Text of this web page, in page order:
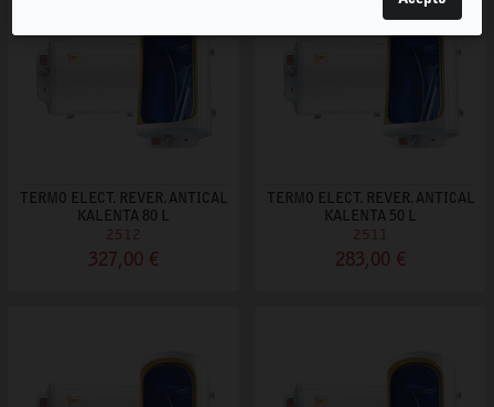
TERMO ELECT. REVER. ANTICAL
KALENTA 80 L
2512
327,00 €
TERMO ELECT. REVER. ANTICAL
KALENTA 50 L
2511
283,00 €